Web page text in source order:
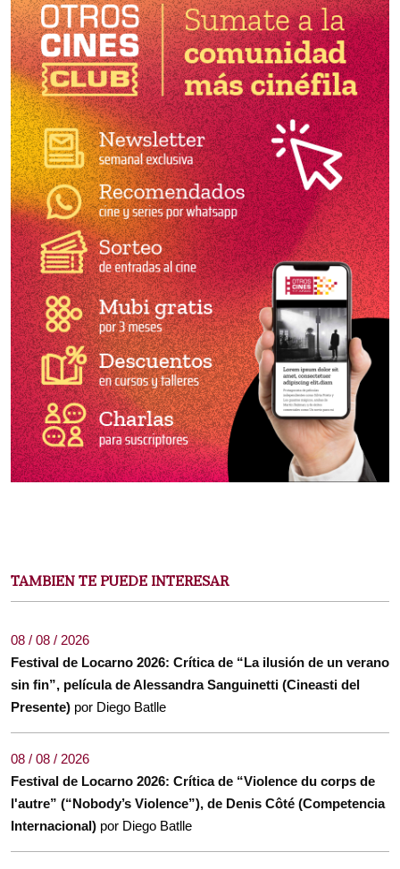
TAMBIEN TE PUEDE INTERESAR
08 / 08 / 2026
Festival de Locarno 2026: Crítica de “La ilusión de un verano
sin fin”, película de Alessandra Sanguinetti (Cineasti del
Presente) por Diego Batlle
08 / 08 / 2026
Festival de Locarno 2026: Crítica de “Violence du corps de
l'autre” (“Nobody’s Violence”), de Denis Côté (Competencia
Internacional) por Diego Batlle